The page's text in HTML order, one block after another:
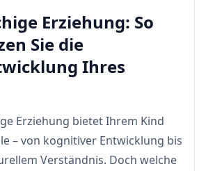
Erziehung: So
Sie die
Ihres
Erziehung bietet Ihrem Kind
– von kognitiver Entwicklung bis
Verständnis. Doch welche